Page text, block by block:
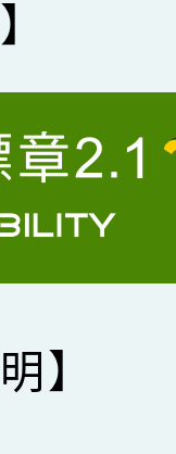
】